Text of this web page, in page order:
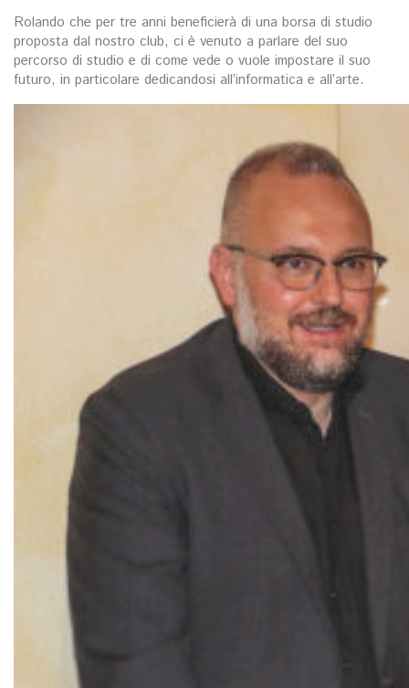
Rolando che per tre anni beneficierà di una borsa di studio
proposta dal nostro club, ci è venuto a parlare del suo
percorso di studio e di come vede o vuole impostare il suo
futuro, in particolare dedicandosi all’informatica e all’arte.